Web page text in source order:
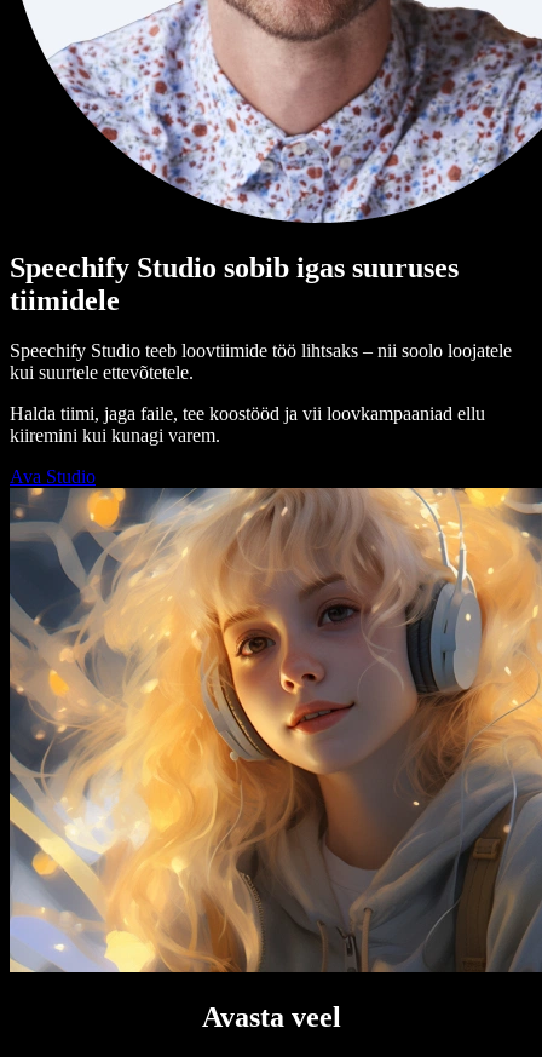
Speechify Studio sobib igas suuruses
tiimidele
Speechify Studio teeb loovtiimide töö lihtsaks – nii soolo loojatele
kui suurtele ettevõtetele.
Halda tiimi, jaga faile, tee koostööd ja vii loovkampaaniad ellu
kiiremini kui kunagi varem.
Ava Studio
Avasta veel